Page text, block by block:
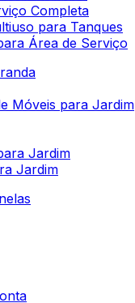
Completa
para Tanques
Área de Serviço
Móveis para Jardim
Jardim
Jardim